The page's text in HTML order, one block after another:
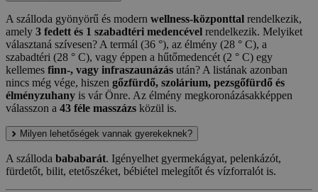
A szálloda gyönyörű és modern wellness-központtal rendelkezik,
amely 3 fedett és 1 szabadtéri medencével rendelkezik. Melyiket
választaná szívesen? A termál (36 °), az élmény (28 ° C), a
szabadtéri (28 ° C), vagy éppen a hűtőmedencét (2 ° C) egy
kellemes finn-, vagy infraszaunázás után? A listának azonban
nincs még vége, hiszen gőzfürdő, szolárium, pezsgőfürdő és
élményzuhany is vár Önre. Az élmény megkoronázásakképpen
válasszon a 43 féle masszázs közül is.
Milyen lehetőségek vannak gyerekeknek?
A szálloda bababarát. Igényelhet gyermekágyat, pelenkázót,
fürdetőt, bilit, etetőszéket, bébiétel melegítőt és vízforralót is.